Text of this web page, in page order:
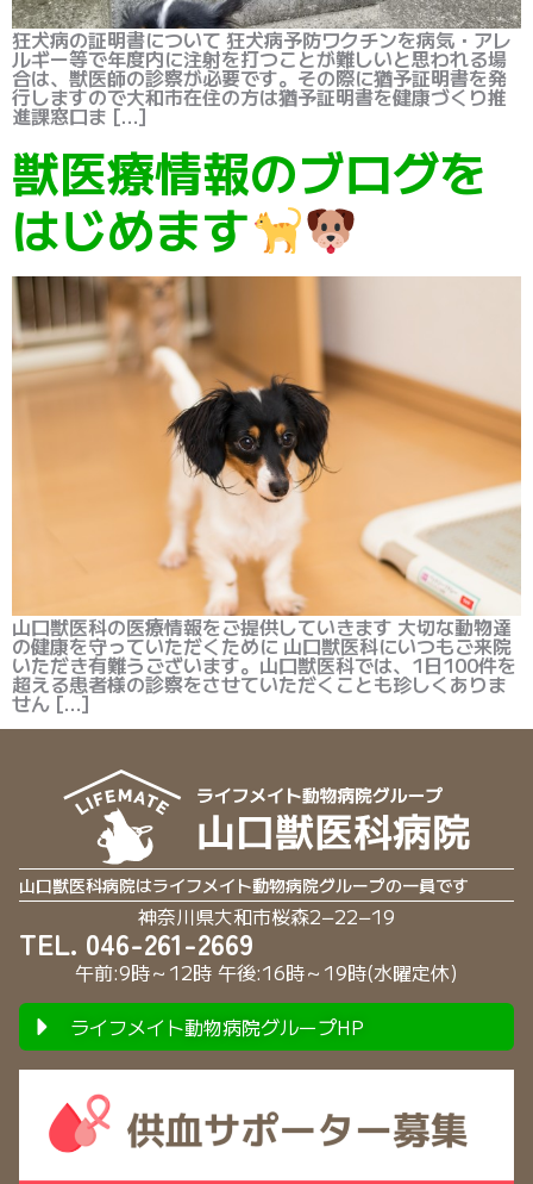
狂犬病の証明書について 狂犬病予防ワクチンを病気・アレ
ルギー等で年度内に注射を打つことが難しいと思われる場
合は、獣医師の診察が必要です。その際に猶予証明書を発
行しますので大和市在住の方は猶予証明書を健康づくり推
進課窓口ま […]
獣医療情報のブログを
はじめます
山口獣医科の医療情報をご提供していきます 大切な動物達
の健康を守っていただくために 山口獣医科にいつもご来院
いただき有難うございます。山口獣医科では、1日100件を
超える患者様の診察をさせていただくことも珍しくありま
せん […]
山口獣医科病院はライフメイト動物病院グループの一員です
神奈川県大和市桜森2−22−19
TEL. 046-261-2669
午前:9時～12時 午後:16時～19時(水曜定休)
ライフメイト動物病院グループHP